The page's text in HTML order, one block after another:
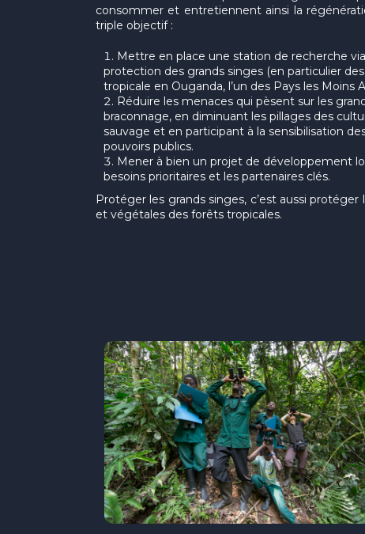
consommer et entretiennent ainsi la
triple objectif :
Mettre en place une station de recherche
protection des grands singes (en particulier
tropicale en Ouganda, l’un des Pays les Moins
Réduire les menaces qui pèsent sur les
braconnage, en diminuant les pillages des
sauvage et en participant à la sensibilisation
pouvoirs publics.
Mener à bien un projet de développement
besoins prioritaires et les partenaires clés.
Protéger les grands singes, c’est aussi
et végétales des forêts tropicales.